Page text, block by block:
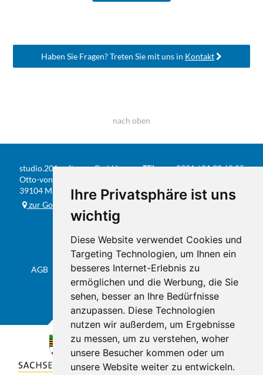
Ihre Privatsphäre ist uns
wichtig
Diese Website verwendet Cookies und
Targeting Technologien, um Ihnen ein
besseres Internet-Erlebnis zu
ermöglichen und die Werbung, die Sie
sehen, besser an Ihre Bedürfnisse
anzupassen. Diese Technologien
nutzen wir außerdem, um Ergebnisse
zu messen, um zu verstehen, woher
unsere Besucher kommen oder um
unsere Website weiter zu entwickeln.
Haben Sie Fragen? Treten Sie mit uns in Kontakt
nach oben
studio.201 software GmbH
Otto-von-Guericke-Str. 104
39104 Magdeburg
zur Google-Karte
TEL
0391 / 81 90 68 05
E-MAIL info@studio201.de
AGB Datenschutz & Impressum Sitemap